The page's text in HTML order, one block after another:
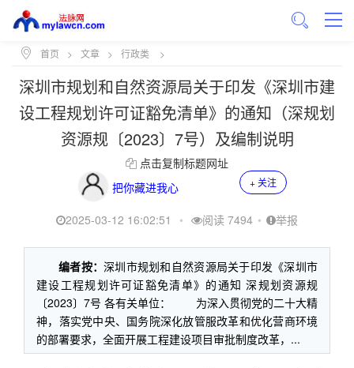
首页 > 文章 > 行政类 >
深圳市规划和自然资源局关于印发《深圳市建
设工程规划许可证豁免清单》的通知（深规划
资源规〔2023〕7号）及编制说明
点击复制标题网址
把你藏进我心
+ 关注
2025-03-12 16:02:51 • 阅读 7494 • 举报
编者按：深圳市规划和自然资源局关于印发《深圳市
建设工程规划许可证豁免清单》的通知 深规划资源规
〔2023〕7号 各有关单位： 为深入贯彻党的二十大精
神，落实党中央、国务院深化放管服改革和优化营商环境
的部署要求，全面开展工程建设项目审批制度改革，...